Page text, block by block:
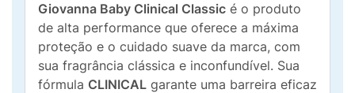
Giovanna Baby Clinical Classic é o produto
de alta performance que oferece a máxima
proteção e o cuidado suave da marca, com
sua fragrância clássica e inconfundível. Sua
fórmula CLINICAL garante uma barreira eficaz